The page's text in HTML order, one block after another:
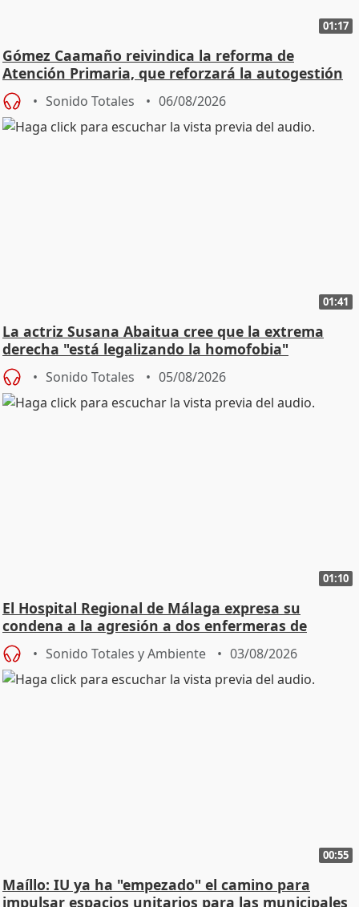
01:17
Gómez Caamaño reivindica la reforma de
Atención Primaria, que reforzará la autogestión
Sonido Totales 06/08/2026
01:41
La actriz Susana Abaitua cree que la extrema
derecha "está legalizando la homofobia"
Sonido Totales 05/08/2026
01:10
El Hospital Regional de Málaga expresa su
condena a la agresión a dos enfermeras de
Urgencias
Sonido Totales y Ambiente 03/08/2026
00:55
Maíllo: IU ya ha "empezado" el camino para
impulsar espacios unitarios para las municipales